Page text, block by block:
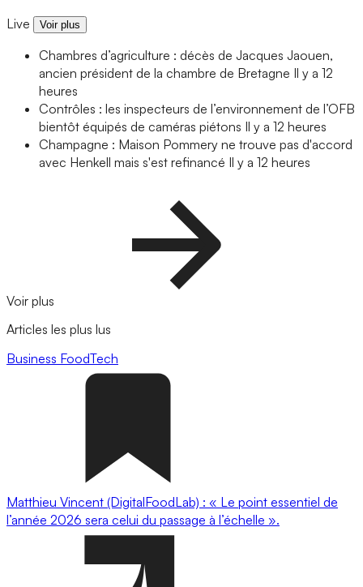
Live Voir plus
Chambres d’agriculture : décès de Jacques Jaouen,
ancien président de la chambre de Bretagne Il y a 12
heures
Contrôles : les inspecteurs de l’environnement de l’OFB
bientôt équipés de caméras piétons Il y a 12 heures
Champagne : Maison Pommery ne trouve pas d'accord
avec Henkell mais s'est refinancé Il y a 12 heures
Voir plus
Articles les plus lus
Business FoodTech
Matthieu Vincent (DigitalFoodLab) : « Le point essentiel de
l’année 2026 sera celui du passage à l’échelle ».